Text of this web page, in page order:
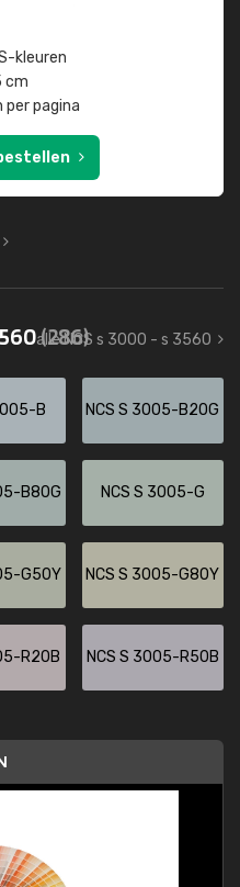
kleuren
cm
per pagina
(286)
alle NCS s 3000 - s 3560
B NCS S 3005-B20G
B80G NCS S 3005-G
G50Y NCS S 3005-G80Y
R20B NCS S 3005-R50B